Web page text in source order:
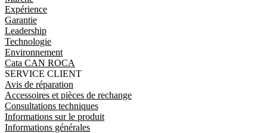
Expérience
Garantie
Leadership
Technologie
Environnement
Cata CAN ROCA
SERVICE CLIENT
Avis de réparation
Accessoires et pièces de rechange
Consultations techniques
Informations sur le produit
Informations générales